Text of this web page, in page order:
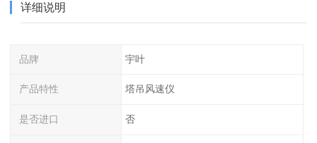
详细说明
品牌 宇叶
产品特性 塔吊风速仪
是否进口 否